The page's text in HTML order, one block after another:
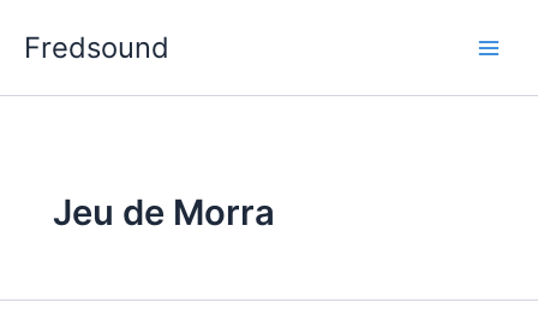
Fredsound
Jeu de Morra